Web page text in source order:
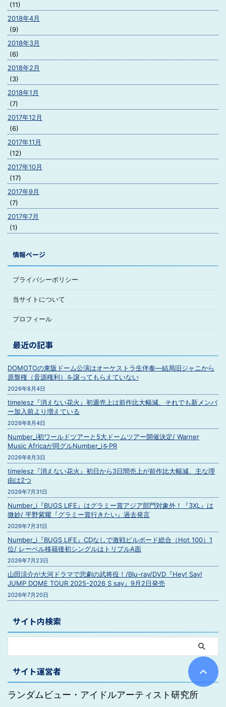
(11)
2018年4月
(9)
2018年3月
(6)
2018年2月
(3)
2018年1月
(7)
2017年12月
(6)
2017年11月
(12)
2017年10月
(17)
2017年9月
(7)
2017年7月
(1)
情報ページ
プライバシーポリシー
当サイトについて
プロフィール
最近の記事
DOMOTOの東阪ドーム公演はオーケストラ生伴奏―結局旧ジャニから
原盤権（音源権利）を譲ってもらえていない
2026年8月4日
timelesz『消えない花火』初週売上は前作比大幅減、それでも新メンバ
ー加入前より増えている
2026年8月4日
Number_i初ワールドツアーと5大ドームツアー開催決定/ Warner
Music Africaが同グルNumber_iをPR
2026年8月3日
timelesz『消えない花火』初日から3日間売上が前作比大幅減、主な理
由は2つ
2026年7月31日
Number_i『BUGS LIFE』はグラミー賞アジア部門対象外！『3XL』は
微妙/ 平野紫耀『グラミー賞行きたい』過去発言
2026年7月31日
Number_i『BUGS LIFE』CDなしで激戦ビルボード総合（Hot 100）1
位/ レーベル移籍後初シングルはトリプルA面
2026年7月23日
山田涼介が大河ドラマで悲劇の武将役！/Blu-ray/DVD『Hey! Say!
JUMP DOME TOUR 2025-2026 S say』9月2日発売
2026年7月20日
サイト内検索
サイト運営者
ランダムビュー・アイドルアーティスト研究所